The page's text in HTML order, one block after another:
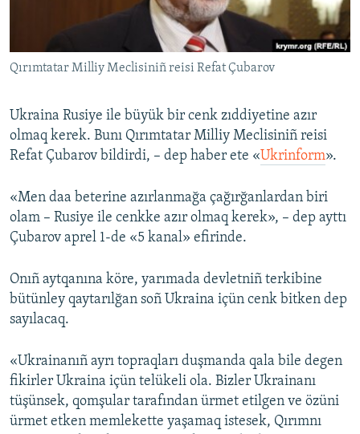
Українською
Qırımtatar Milliy Meclisiniñ reisi Refat Çubarov
Ukraina Rusiye ile büyük bir cenk zıddiyetine azır
olmaq kerek. Bunı Qırımtatar Milliy Meclisiniñ reisi
Refat Çubarov bildirdi, – dep haber ete «Ukrinform».
«Men daa beterine azırlanmağa çağırğanlardan biri
olam – Rusiye ile cenkke azır olmaq kerek», – dep ayttı
Çubarov aprel 1-de «5 kanal» efirinde.
Onıñ aytqanına köre, yarımada devletniñ terkibine
bütünley qaytarılğan soñ Ukraina içün cenk bitken dep
sayılacaq.
«Ukrainanıñ ayrı topraqları duşmanda qala bile degen
fikirler Ukraina içün telükeli ola. Bizler Ukrainanı
tüşünsek, qomşular tarafından ürmet etilgen ve özüni
ürmet etken memlekette yaşamaq istesek, Qırımnı